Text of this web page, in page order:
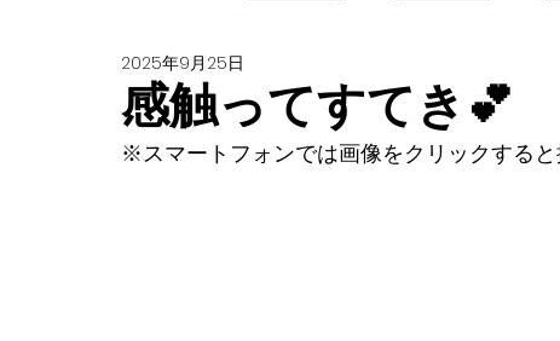
感触ってすてき💕
2025年9月25日
※スマートフォンでは画像をクリックすると